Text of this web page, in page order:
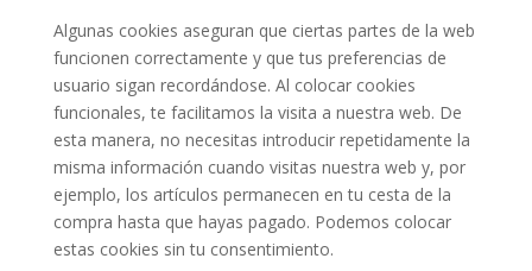
Algunas cookies aseguran que ciertas partes de la web
funcionen correctamente y que tus preferencias de
usuario sigan recordándose. Al colocar cookies
funcionales, te facilitamos la visita a nuestra web. De
esta manera, no necesitas introducir repetidamente la
misma información cuando visitas nuestra web y, por
ejemplo, los artículos permanecen en tu cesta de la
compra hasta que hayas pagado. Podemos colocar
estas cookies sin tu consentimiento.